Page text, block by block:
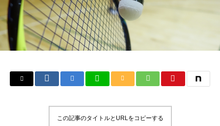
この記事のタイトルとURLをコピーする